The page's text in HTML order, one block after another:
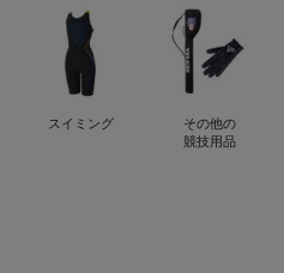
スイミング
その他の
競技用品